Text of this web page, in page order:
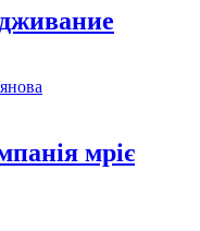
мріє